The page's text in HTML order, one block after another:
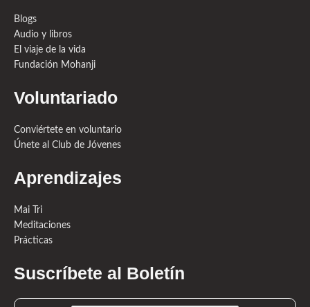
Blogs
Audio y libros
El viaje de la vida
Fundación Mohanji
Voluntariado
Conviértete en voluntario
Únete al Club de Jóvenes
Aprendizajes
Mai Tri
Meditaciones
Prácticas
Suscríbete al Boletín